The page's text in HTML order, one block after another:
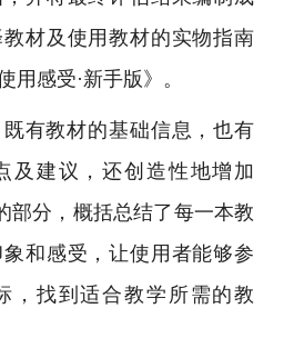
材及使用教材的实物指南
感受·新手版》。
有教材的基础信息，也有
及建议，还创造性地增加
部分，概括总结了每一本教
和感受，让使用者能够参
，找到适合教学所需的教